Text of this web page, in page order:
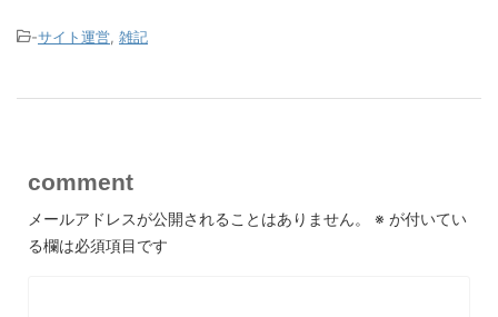
-サイト運営, 雑記
comment
メールアドレスが公開されることはありません。 ※ が付いてい
る欄は必須項目です